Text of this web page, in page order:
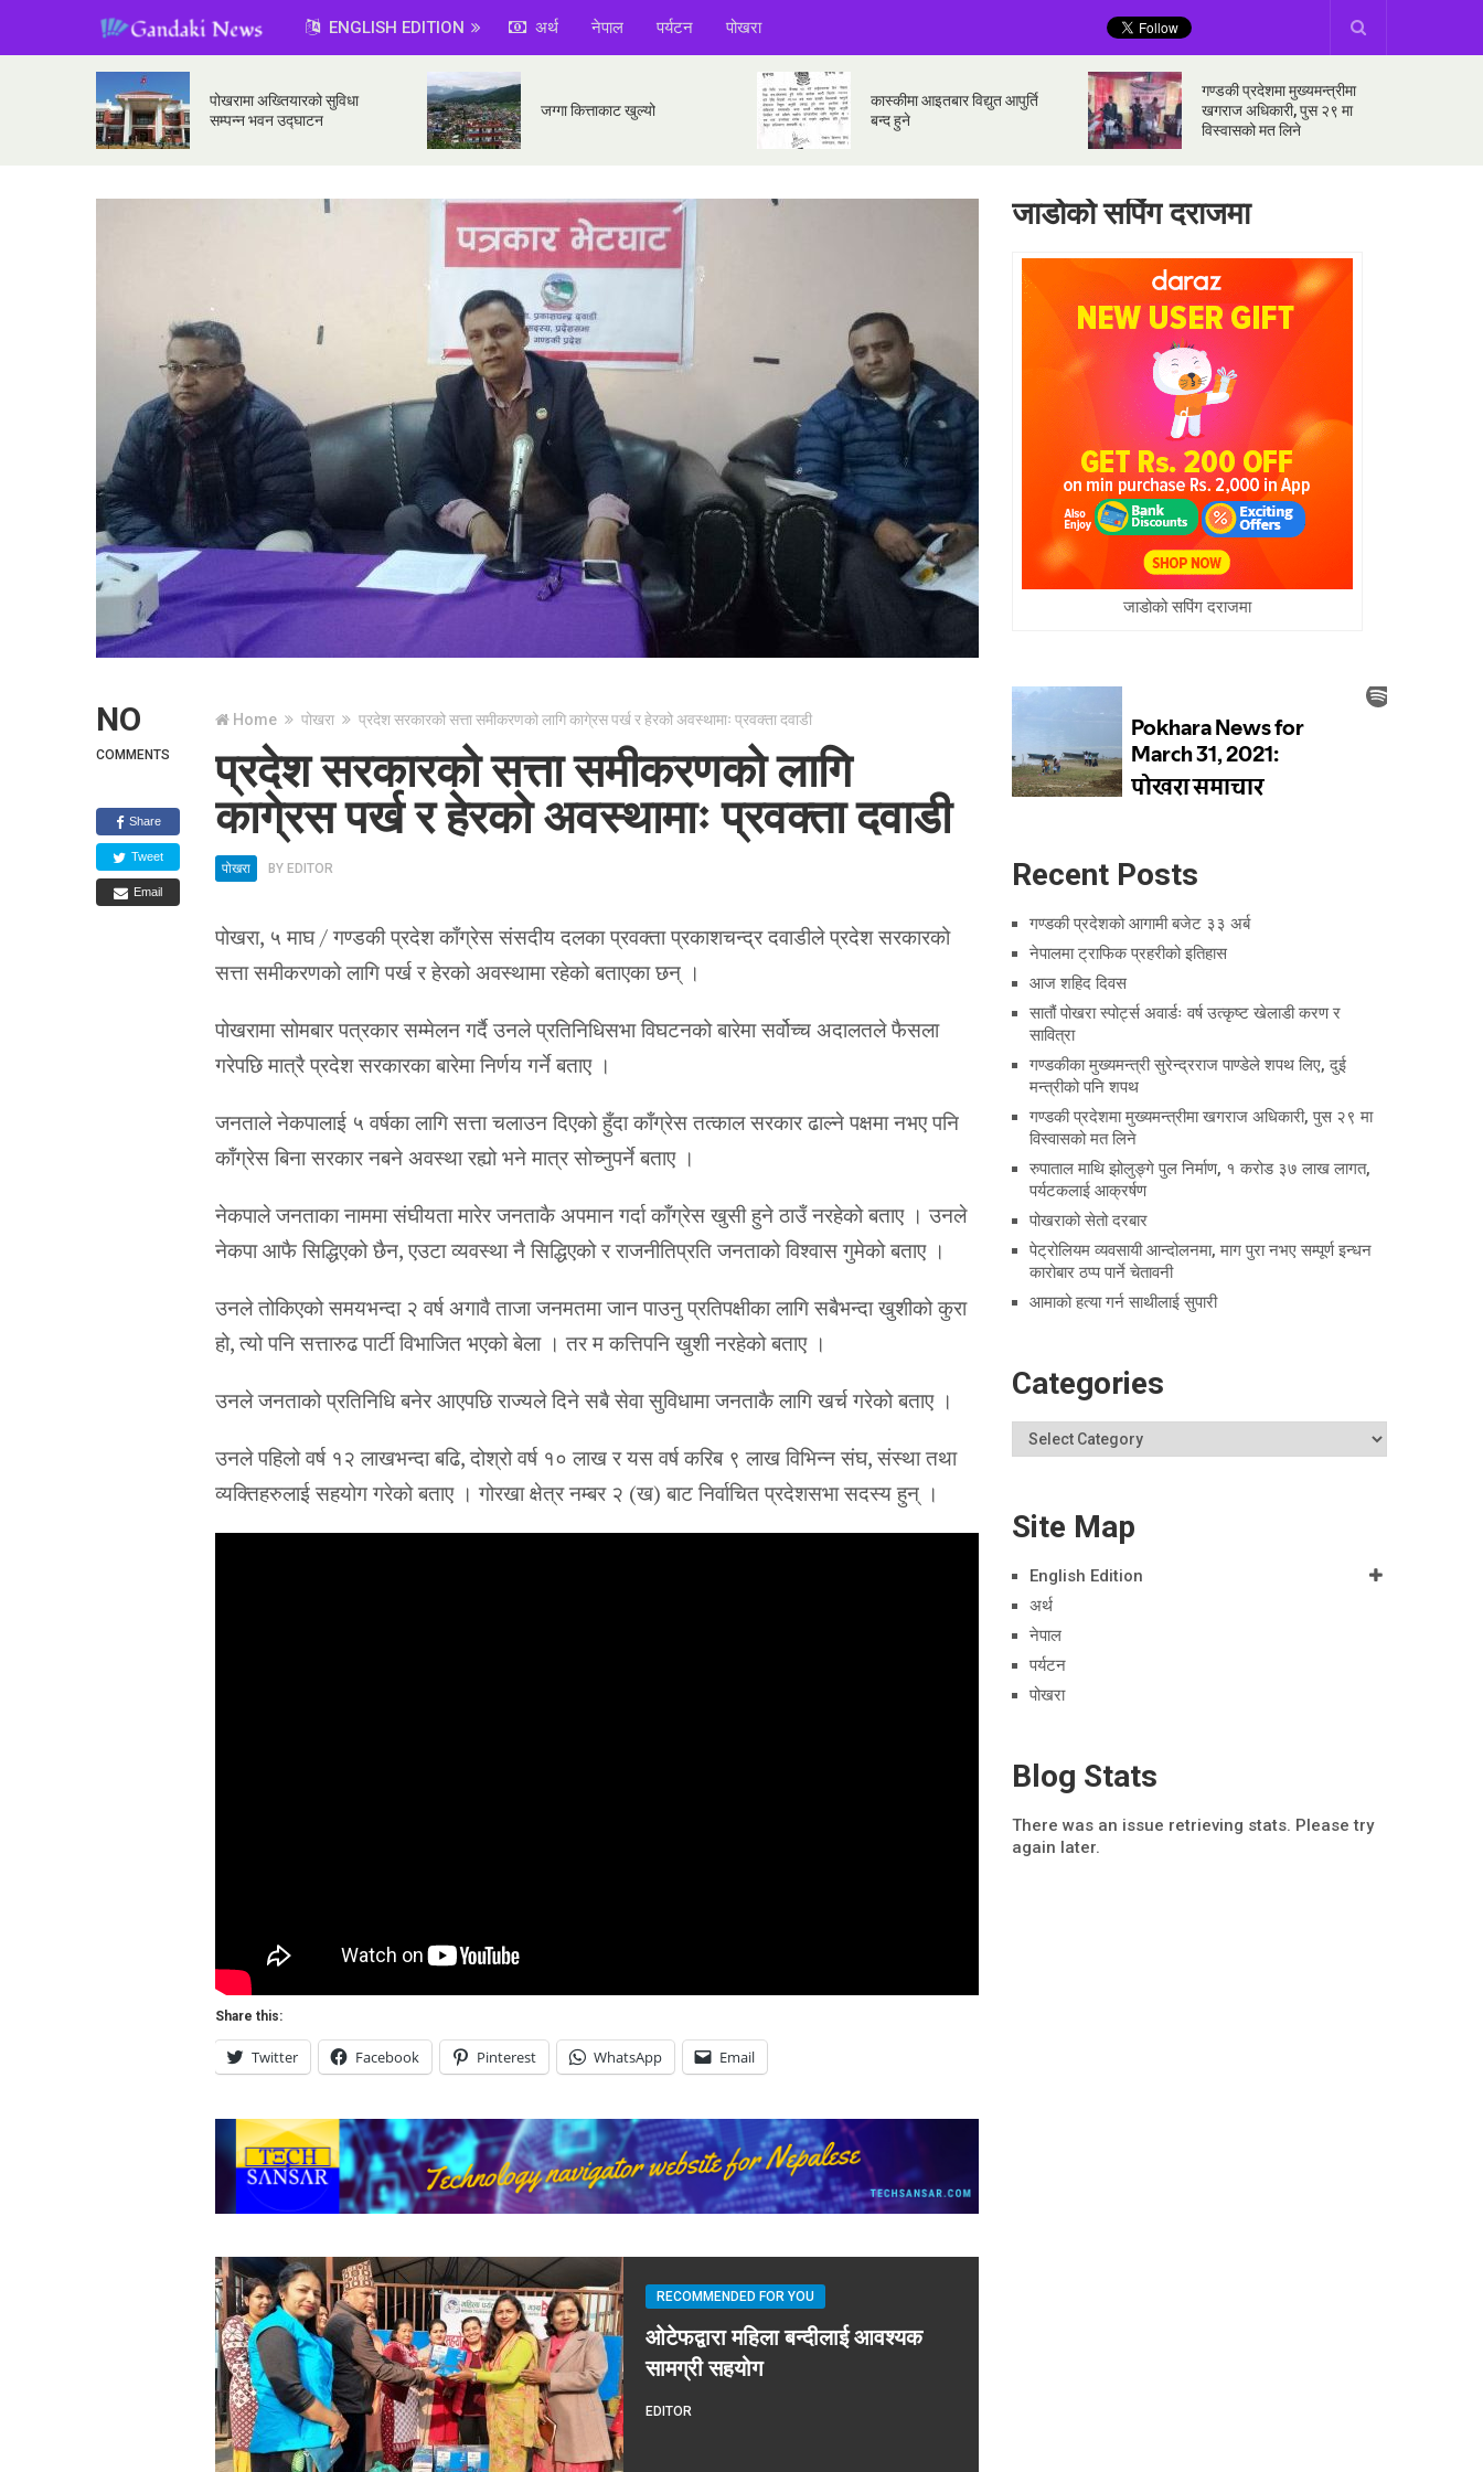
ENGLISH EDITION अर्थ नेपाल पर्यटन पोखरा
पोखरामा अख्तियारको सुविधा
सम्पन्न भवन उद्घाटन
जग्गा कित्ताकाट खुल्यो
कास्कीमा आइतबार विद्युत आपुर्ति
बन्द हुने
गण्डकी प्रदेशमा मुख्यमन्त्रीमा
खगराज अधिकारी, पुस २९ मा
विस्वासको मत लिने
NO
COMMENTS
Share
Tweet
Email
Home पोखरा प्रदेश सरकारको सत्ता समीकरणको लागि कागे्रस पर्ख र हेरको अवस्थामाः प्रवक्ता दवाडी
प्रदेश सरकारको सत्ता समीकरणको लागि
कागे्रस पर्ख र हेरको अवस्थामाः प्रवक्ता दवाडी
पोखरा BY EDITOR
पोखरा, ५ माघ / गण्डकी प्रदेश काँग्रेस संसदीय दलका प्रवक्ता प्रकाशचन्द्र दवाडीले प्रदेश सरकारको
सत्ता समीकरणको लागि पर्ख र हेरको अवस्थामा रहेको बताएका छन् ।
पोखरामा सोमबार पत्रकार सम्मेलन गर्दै उनले प्रतिनिधिसभा विघटनको बारेमा सर्वोच्च अदालतले फैसला
गरेपछि मात्रै प्रदेश सरकारका बारेमा निर्णय गर्ने बताए ।
जनताले नेकपालाई ५ वर्षका लागि सत्ता चलाउन दिएको हुँदा काँग्रेस तत्काल सरकार ढाल्ने पक्षमा नभए पनि
काँग्रेस बिना सरकार नबने अवस्था रह्यो भने मात्र सोच्नुपर्ने बताए ।
नेकपाले जनताका नाममा संघीयता मारेर जनताकै अपमान गर्दा काँग्रेस खुसी हुने ठाउँ नरहेको बताए । उनले
नेकपा आफै सिद्धिएको छैन, एउटा व्यवस्था नै सिद्धिएको र राजनीतिप्रति जनताको विश्वास गुमेको बताए ।
उनले तोकिएको समयभन्दा २ वर्ष अगावै ताजा जनमतमा जान पाउनु प्रतिपक्षीका लागि सबैभन्दा खुशीको कुरा
हो, त्यो पनि सत्तारुढ पार्टी विभाजित भएको बेला । तर म कत्तिपनि खुशी नरहेको बताए ।
उनले जनताको प्रतिनिधि बनेर आएपछि राज्यले दिने सबै सेवा सुविधामा जनताकै लागि खर्च गरेको बताए ।
उनले पहिलो वर्ष १२ लाखभन्दा बढि, दोश्रो वर्ष १० लाख र यस वर्ष करिब ९ लाख विभिन्न संघ, संस्था तथा
व्यक्तिहरुलाई सहयोग गरेको बताए । गोरखा क्षेत्र नम्बर २ (ख) बाट निर्वाचित प्रदेशसभा सदस्य हुन् ।
Share this:
Twitter Facebook Pinterest WhatsApp Email
RECOMMENDED FOR YOU
ओटेफद्वारा महिला बन्दीलाई आवश्यक
सामग्री सहयोग
EDITOR
जाडोको सपिंग दराजमा
जाडोको सपिंग दराजमा
Recent Posts
गण्डकी प्रदेशको आगामी बजेट ३३ अर्ब
नेपालमा ट्राफिक प्रहरीको इतिहास
आज शहिद दिवस
सातौं पोखरा स्पोर्ट्स अवार्डः वर्ष उत्कृष्ट खेलाडी करण र
सावित्रा
गण्डकीका मुख्यमन्त्री सुरेन्द्रराज पाण्डेले शपथ लिए, दुई
मन्त्रीको पनि शपथ
गण्डकी प्रदेशमा मुख्यमन्त्रीमा खगराज अधिकारी, पुस २९ मा
विस्वासको मत लिने
रुपाताल माथि झोलुङ्गे पुल निर्माण, १ करोड ३७ लाख लागत,
पर्यटकलाई आक्रर्षण
पोखराको सेतो दरबार
पेट्रोलियम व्यवसायी आन्दोलनमा, माग पुरा नभए सम्पूर्ण इन्धन
कारोबार ठप्प पार्ने चेतावनी
आमाको हत्या गर्न साथीलाई सुपारी
Categories
Site Map
English Edition
अर्थ
नेपाल
पर्यटन
पोखरा
Blog Stats
There was an issue retrieving stats. Please try
again later.